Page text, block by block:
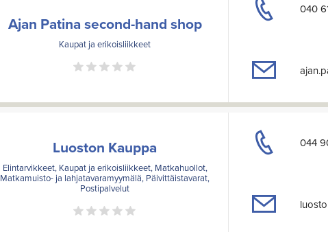
Ajan Patina second-hand shop
Kaupat ja erikoisliikkeet
040
Luoston Kauppa
Elintarvikkeet, Kaupat ja erikoisliikkeet, Matkahuollot,
Matkamuisto- ja lahjatavaramyymälä, Päivittäistavarat,
Postipalvelut
044